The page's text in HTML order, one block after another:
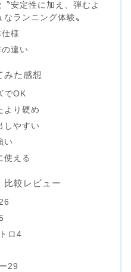
安定性に加え、弾むよ
ランニング体験〟
様
違い
みた感想
でOK
より硬め
しやすい
い
使える
較レビュー
ロ4
29